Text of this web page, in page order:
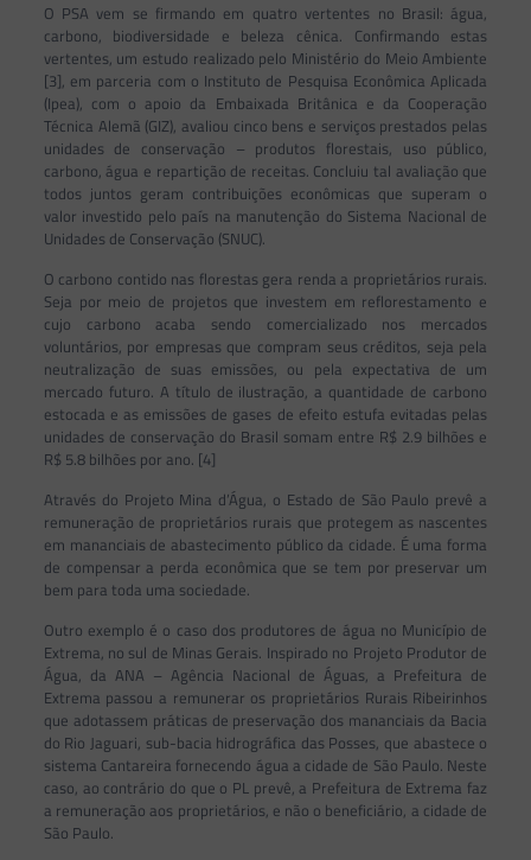
O PSA vem se firmando em quatro vertentes no Brasil: água,
carbono, biodiversidade e beleza cênica. Confirmando estas
vertentes, um estudo realizado pelo Ministério do Meio Ambiente
[3], em parceria com o Instituto de Pesquisa Econômica Aplicada
(Ipea), com o apoio da Embaixada Britânica e da Cooperação
Técnica Alemã (GIZ), avaliou cinco bens e serviços prestados pelas
unidades de conservação – produtos florestais, uso público,
carbono, água e repartição de receitas. Concluiu tal avaliação que
todos juntos geram contribuições econômicas que superam o
valor investido pelo país na manutenção do Sistema Nacional de
Unidades de Conservação (SNUC).
O carbono contido nas florestas gera renda a proprietários rurais.
Seja por meio de projetos que investem em reflorestamento e
cujo carbono acaba sendo comercializado nos mercados
voluntários, por empresas que compram seus créditos, seja pela
neutralização de suas emissões, ou pela expectativa de um
mercado futuro. A título de ilustração, a quantidade de carbono
estocada e as emissões de gases de efeito estufa evitadas pelas
unidades de conservação do Brasil somam entre R$ 2.9 bilhões e
R$ 5.8 bilhões por ano. [4]
Através do Projeto Mina d’Água, o Estado de São Paulo prevê a
remuneração de proprietários rurais que protegem as nascentes
em mananciais de abastecimento público da cidade. É uma forma
de compensar a perda econômica que se tem por preservar um
bem para toda uma sociedade.
Outro exemplo é o caso dos produtores de água no Município de
Extrema, no sul de Minas Gerais. Inspirado no Projeto Produtor de
Água, da ANA – Agência Nacional de Águas, a Prefeitura de
Extrema passou a remunerar os proprietários Rurais Ribeirinhos
que adotassem práticas de preservação dos mananciais da Bacia
do Rio Jaguari, sub-bacia hidrográfica das Posses, que abastece o
sistema Cantareira fornecendo água a cidade de São Paulo. Neste
caso, ao contrário do que o PL prevê, a Prefeitura de Extrema faz
a remuneração aos proprietários, e não o beneficiário, a cidade de
São Paulo.